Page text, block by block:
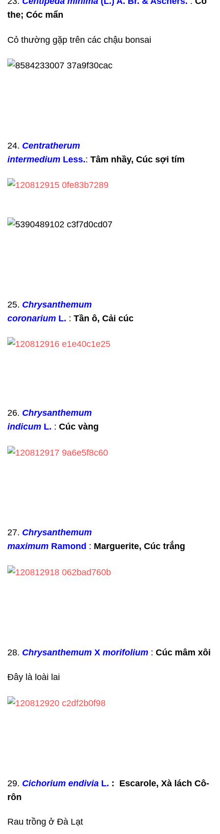
the; Cóc mẩn
Cỏ thường gặp trên các chậu bonsai
24. Centratherum
intermedium Less.: Tâm nhầy, Cúc sợi tím
25. Chrysanthemum
coronarium L. : Tần ô, Cải cúc
26. Chrysanthemum
indicum L. : Cúc vàng
27. Chrysanthemum
maximum Ramond : Marguerite, Cúc trắng
28. Chrysanthemum X morifolium : Cúc mâm xôi
Đây là loài lai
29. Cichorium endivia L. : Escarole, Xà lách Cô-
rôn
Rau trồng ở Đà Lạt